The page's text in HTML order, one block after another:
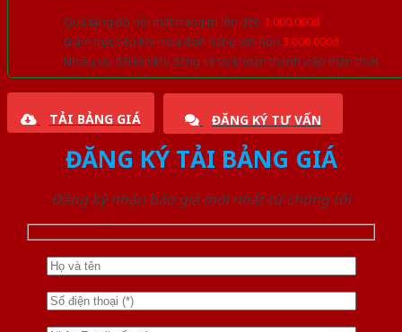
Quà tặng đồ nội thất trang trí lên đến 1.000.000đ
Giảm trực tiếp khi mua đơn hàng lớn hơn 3.000.000đ
Nhiều ưu đãi lớn khi đăng ký tài khoản thành viên thân thiết
TẢI BẢNG GIÁ ĐĂNG KÝ TƯ VẤN
ĐĂNG KÝ TẢI BẢNG GIÁ
Đăng ký nhận báo giá mới nhất từ chúng tôi